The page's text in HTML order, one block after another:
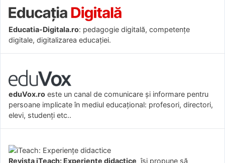
Educatia-Digitala.ro: pedagogie digitală, competențe
digitale, digitalizarea educației.
eduVox.ro este un canal de comunicare și informare pentru
persoane implicate în mediul educațional: profesori, directori,
elevi, studenți etc..
Revista iTeach: Experienţe didactice îşi propune să